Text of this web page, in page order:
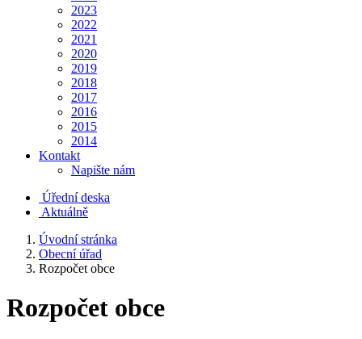
2023
2022
2021
2020
2019
2018
2017
2016
2015
2014
Kontakt
Napište nám
Úřední deska
Aktuálně
Úvodní stránka
Obecní úřad
Rozpočet obce
Rozpočet obce